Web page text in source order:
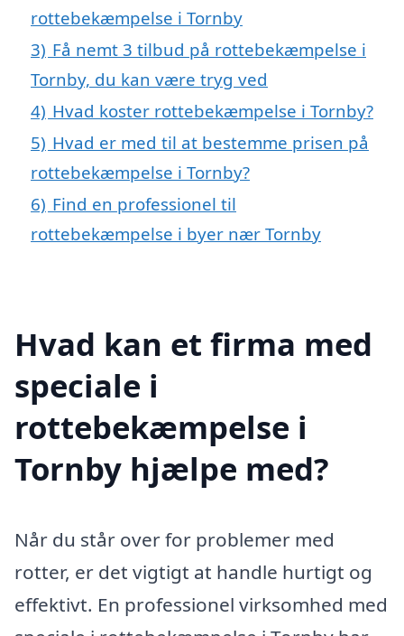
rottebekæmpelse i Tornby
3) Få nemt 3 tilbud på rottebekæmpelse i
Tornby, du kan være tryg ved
4) Hvad koster rottebekæmpelse i Tornby?
5) Hvad er med til at bestemme prisen på
rottebekæmpelse i Tornby?
6) Find en professionel til
rottebekæmpelse i byer nær Tornby
Hvad kan et firma med
speciale i
rottebekæmpelse i
Tornby hjælpe med?
Når du står over for problemer med
rotter, er det vigtigt at handle hurtigt og
effektivt. En professionel virksomhed med